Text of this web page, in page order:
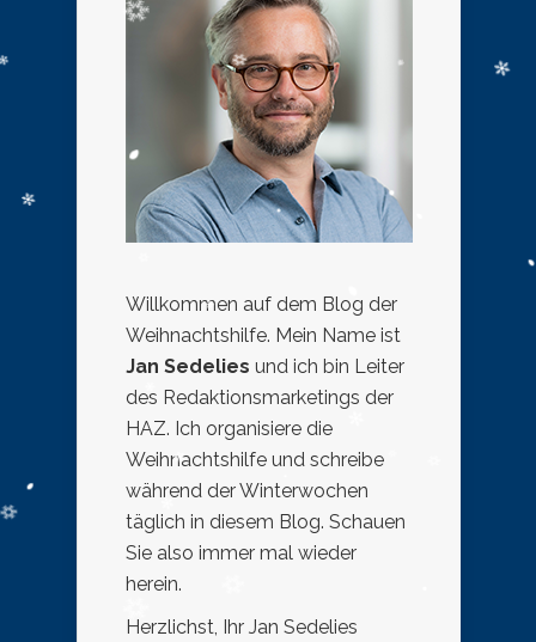
Willkommen auf dem Blog der
Weihnachtshilfe. Mein Name ist
Jan Sedelies und ich bin Leiter
des Redaktionsmarketings der
HAZ. Ich organisiere die
Weihnachtshilfe und schreibe
während der Winterwochen
täglich in diesem Blog. Schauen
Sie also immer mal wieder
herein.
Herzlichst, Ihr Jan Sedelies